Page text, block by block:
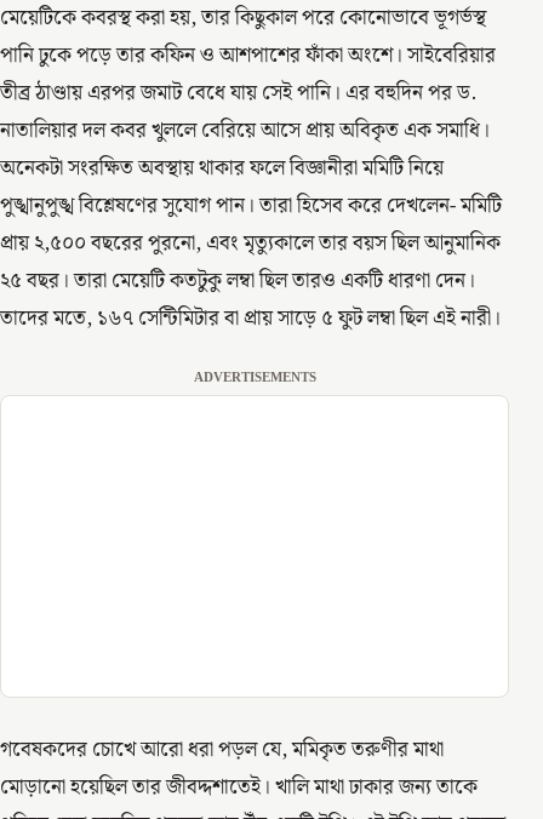
মেয়েটিকে কবরস্থ করা হয়, তার কিছুকাল পরে কোনোভাবে ভূগর্ভস্থ
পানি ঢুকে পড়ে তার কফিন ও আশপাশের ফাঁকা অংশে। সাইবেরিয়ার
তীব্র ঠাণ্ডায় এরপর জমাট বেধে যায় সেই পানি। এর বহুদিন পর ড.
নাতালিয়ার দল কবর খুললে বেরিয়ে আসে প্রায় অবিকৃত এক সমাধি।
অনেকটা সংরক্ষিত অবস্থায় থাকার ফলে বিজ্ঞানীরা মমিটি নিয়ে
পুঙ্খানুপুঙ্খ বিশ্লেষণের সুযোগ পান। তারা হিসেব করে দেখলেন- মমিটি
প্রায় ২,৫০০ বছরের পুরনো, এবং মৃত্যুকালে তার বয়স ছিল আনুমানিক
২৫ বছর। তারা মেয়েটি কতটুকু লম্বা ছিল তারও একটি ধারণা দেন।
তাদের মতে, ১৬৭ সেন্টিমিটার বা প্রায় সাড়ে ৫ ফুট লম্বা ছিল এই নারী।
ADVERTISEMENTS
গবেষকদের চোখে আরো ধরা পড়ল যে, মমিকৃত তরুণীর মাথা
মোড়ানো হয়েছিল তার জীবদ্দশাতেই। খালি মাথা ঢাকার জন্য তাকে